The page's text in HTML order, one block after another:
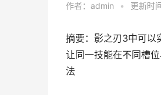
作者： admin • 更新时
摘要：影之刃3中可以
让同一技能在不同槽
法